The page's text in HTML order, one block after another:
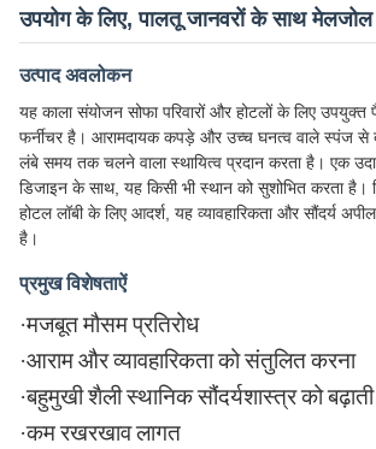
उपयोग के लिए, पालतू जानवरों के साथ मेलजोल
उत्पाद अवलोकन
यह काला संयोजन सोफा परिवारों और होटलों के लिए
फर्नीचर है। आरामदायक कपड़े और उच्च घनत्व वाले स्पंज से
लंबे समय तक चलने वाला स्थायित्व प्रदान करता है। एक
डिजाइन के साथ, यह किसी भी स्थान को सुशोभित करता
होटल लॉबी के लिए आदर्श, यह व्यावहारिकता और सौंदर्य
है।
प्रमुख विशेषताऐं
·मजबूत मौसम प्रतिरोध
·आराम और व्यावहारिकता को संतुलित करना
·बहुमुखी शैली स्थानिक सौंदर्यशास्त्र को
·कम रखरखाव लागत